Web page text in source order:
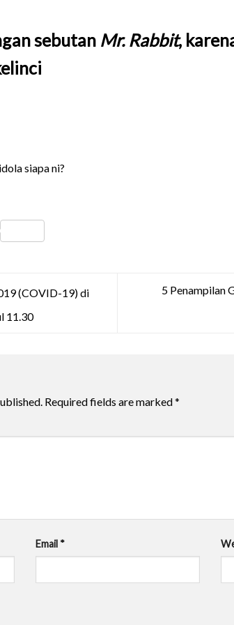
sebutan Mr. Rabbit,
siapa ni?
(COVID-19) di
11.30
5 Penampilan
Required fields are marked*
Email *